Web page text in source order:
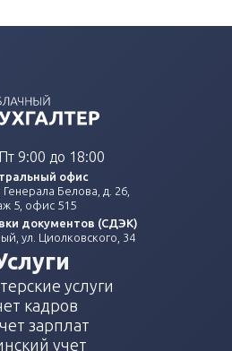
9:00 до 18:00
офис
Генерала Белова, д. 26,
5, офис 515
документов (СДЭК)
ул. Циолковского, 34
услуги
кадров
зарплат
учет